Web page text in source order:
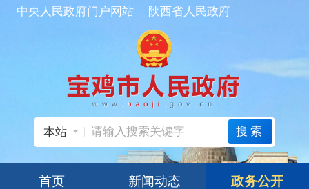
中央人民政府门户网站 陕西省人民政府
本站 搜索
首页 新闻动态 政务公开